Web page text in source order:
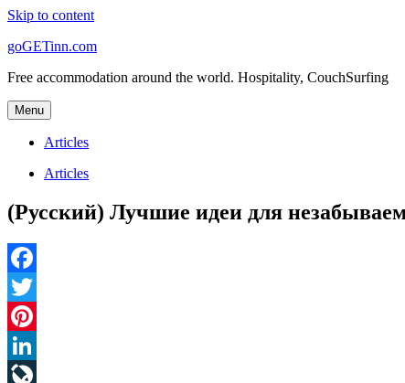
Skip to content
goGETinn.com
Free accommodation around the world. Hospitality, CouchSurfing
Menu
Articles
Articles
(Русский) Лучшие идеи для
Facebook
Twitter
Pinterest
LinkedIn